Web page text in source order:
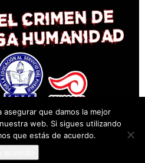
Sección XXII, Oaxaca.
asegurar que damos la mejor
web. Si sigues utilizando
que estás de acuerdo.